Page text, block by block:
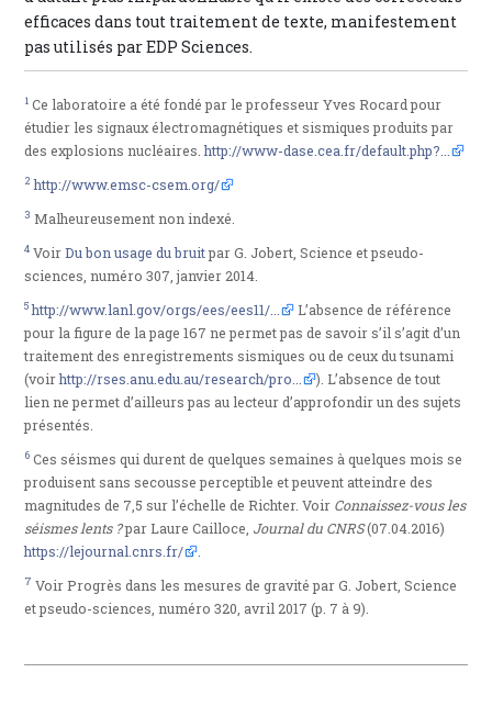
efficaces dans tout traitement de texte, manifestement
pas utilisés par EDP Sciences.
1 Ce laboratoire a été fondé par le professeur Yves Rocard pour
étudier les signaux électromagnétiques et sismiques produits par
des explosions nucléaires.http://www-dase.cea.fr/default.php?...
2 http://www.emsc-csem.org/
3 Malheureusement non indexé.
4 VoirDu bon usage du bruitpar G. Jobert, Science et pseudo-
sciences, numéro 307, janvier 2014.
5 http://www.lanl.gov/orgs/ees/ees11/...
L’absence de référence
pour la figure de la page 167 ne permet pas de savoir s’il s’agit d’un
traitement des enregistrements sismiques ou de ceux du tsunami
(voirhttp://rses.anu.edu.au/research/pro...
). L’absence de tout
lien ne permet d’ailleurs pas au lecteur d’approfondir un des sujets
présentés.
6 Ces séismes qui durent de quelques semaines à quelques mois se
produisent sans secousse perceptible et peuvent atteindre des
magnitudes de 7,5 sur l’échelle de Richter. Voir Connaissez-vous les
séismes lents ?par Laure Cailloce, Journal du CNRS(07.04.2016)
https://lejournal.cnrs.fr/
7 Voir Progrès dans les mesures de gravité par G. Jobert, Science
et pseudo-sciences, numéro 320, avril 2017 (p. 7 à 9).